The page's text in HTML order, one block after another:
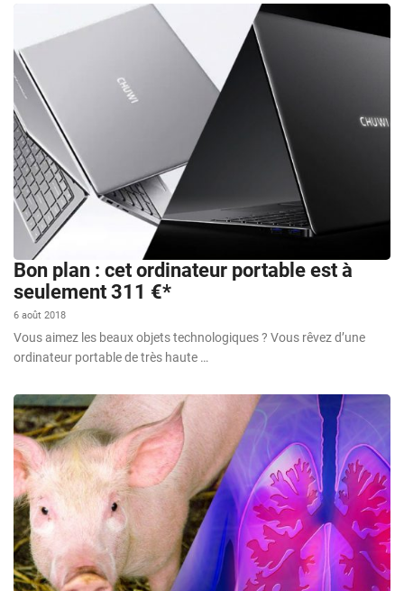
Bon plan : cet ordinateur portable est à
seulement 311 €*
6 août 2018
Vous aimez les beaux objets technologiques ? Vous rêvez d’une
ordinateur portable de très haute …